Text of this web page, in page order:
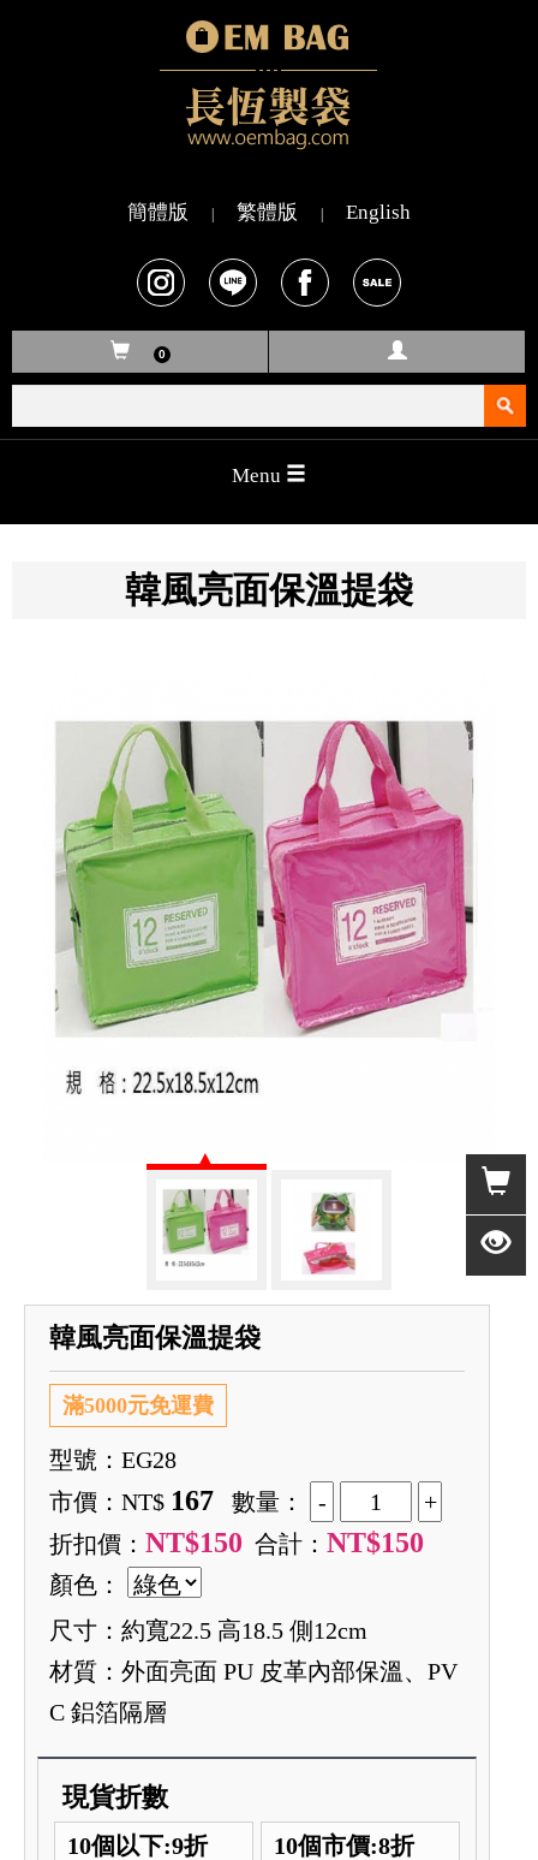
簡體版 繁體版 English
0
Menu
韓風亮面保溫提袋
韓風亮面保溫提袋
滿5000元免運費
型號：EG28
市價：NT$ 167
數量：
折扣價： NT$150 合計： NT$150
顏色：
尺寸：約寬22.5 高18.5 側12cm
材質：外面亮面 PU 皮革內部保溫、PV
C 鋁箔隔層
現貨折數
10個以下:9折 10個市價:8折